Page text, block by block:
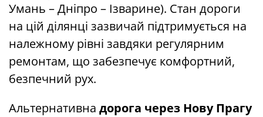
Умань – Дніпро – Ізварине). Стан дороги
на цій ділянці зазвичай підтримується на
належному рівні завдяки регулярним
ремонтам, що забезпечує комфортний,
безпечний рух.
Альтернативна дорога через Нову Прагу